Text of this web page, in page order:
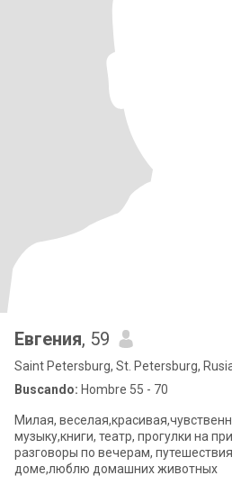
Евгения, 59
Saint Petersburg, St. Petersburg,
Buscando: Hombre 55 - 70
Милая,
музыку,книги, театр, прогулки на
разговоры по вечерам,
доме,люблю домашних животных